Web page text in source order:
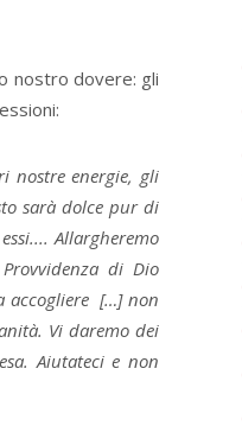
nostro dovere: gli
nostre energie, gli
sarà dolce pur di
Allargheremo
di Dio
accogliere […] non
Vi daremo dei
Aiutateci e non